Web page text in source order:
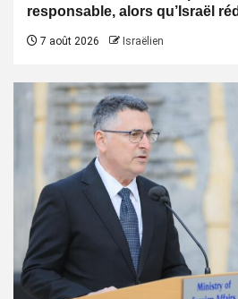
responsable, alors qu’Israël
7 août 2026 Israëlien